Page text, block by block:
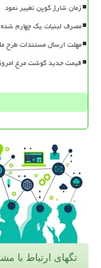
زمان شارژ کوپن تغییر نمود
مصرف لبنیات یک چهارم شده
مهلت ارسال مستندات طرح ملی یاوران
قیمت جدید گوشت مرغ امروز ۱۳ مرداد
تگهای ارتباط با